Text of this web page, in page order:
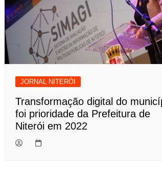
JORNAL NITERÓI
Transformação digital do
foi prioridade da Prefeitura de
Niterói em 2022